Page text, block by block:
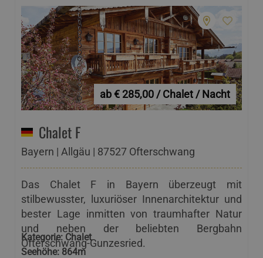
ab € 285,00 / Chalet / Nacht
Chalet F
Bayern | Allgäu | 87527 Ofterschwang
Das Chalet F in Bayern überzeugt mit
stilbewusster, luxuriöser Innenarchitektur und
bester Lage inmitten von traumhafter Natur
und neben der beliebten Bergbahn
Ofterschwang-Gunzesried.
Kategorie: Chalet
Seehöhe: 864m